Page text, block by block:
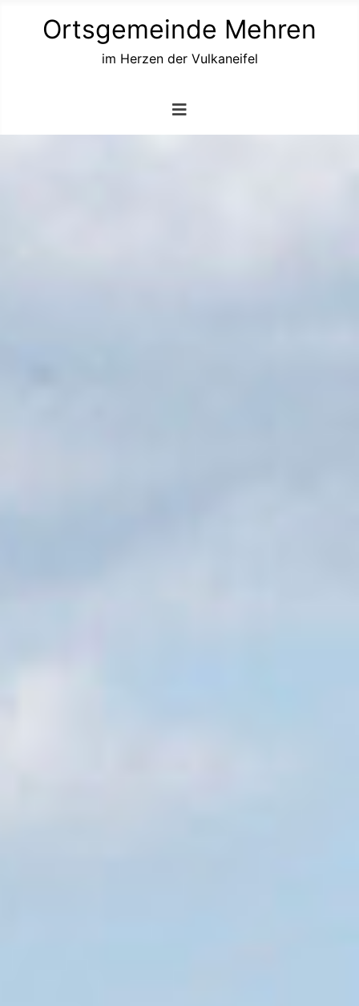
Ortsgemeinde Mehren
im Herzen der Vulkaneifel